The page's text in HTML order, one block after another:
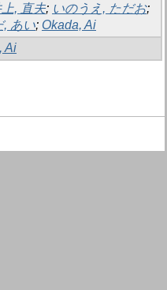
, 直夫; いのうえ, ただお;
, あい; Okada, Ai
Ai